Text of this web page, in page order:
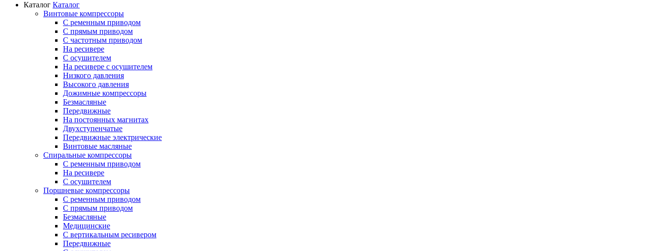
Каталог Каталог
Винтовые компрессоры
С ременным приводом
С прямым приводом
С частотным приводом
На ресивере
С осушителем
На ресивере с осушителем
Низкого давления
Высокого давления
Дожимные компрессоры
Безмасляные
Передвижные
На постоянных магнитах
Двухступенчатые
Передвижные электрические
Винтовые масляные
Спиральные компрессоры
С ременным приводом
На ресивере
С осушителем
Поршневые компрессоры
С ременным приводом
С прямым приводом
Безмасляные
Медицинские
С вертикальным ресивером
Передвижные